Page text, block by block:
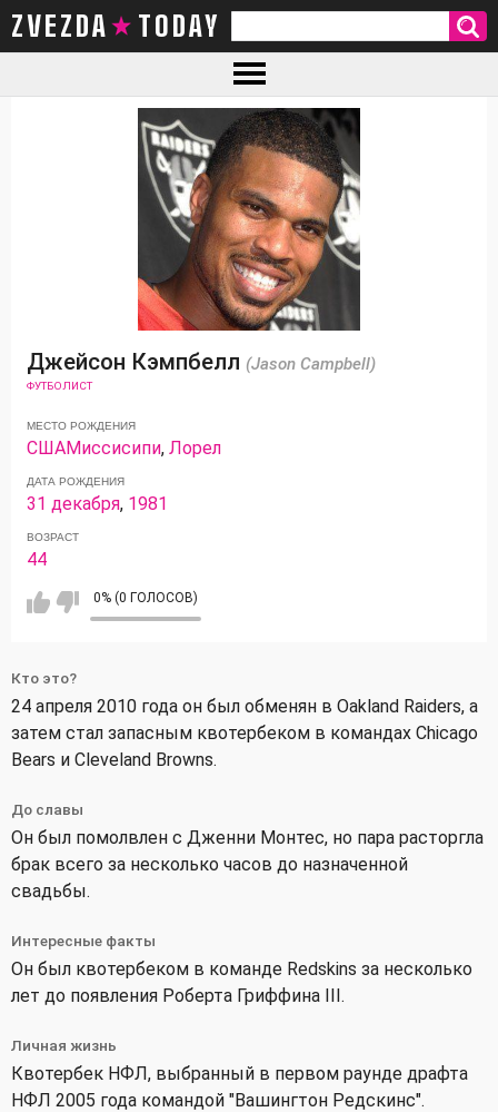
ZVEZDA TODAY
Джейсон Кэмпбелл (Jason Campbell)
ФУТБОЛИСТ
МЕСТО РОЖДЕНИЯ
СШАМиссисипи,Лорел
ДАТА РОЖДЕНИЯ
31 декабря, 1981
ВОЗРАСТ
44
0% (0 ГОЛОСОВ)
Кто это?
24 апреля 2010 года он был обменян в Oakland Raiders, а
затем стал запасным квотербеком в командах Chicago
Bears и Cleveland Browns.
До славы
Он был помолвлен с Дженни Монтес, но пара расторгла
брак всего за несколько часов до назначенной
свадьбы.
Интересные факты
Он был квотербеком в команде Redskins за несколько
лет до появления Роберта Гриффина III.
Личная жизнь
Квотербек НФЛ, выбранный в первом раунде драфта
НФЛ 2005 года командой "Вашингтон Редскинс".